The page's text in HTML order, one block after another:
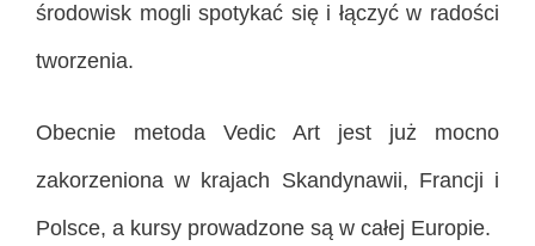
środowisk mogli spotykać się i łączyć w radości
tworzenia.
Obecnie metoda Vedic Art jest już mocno
zakorzeniona w krajach Skandynawii, Francji i
Polsce, a kursy prowadzone są w całej Europie.